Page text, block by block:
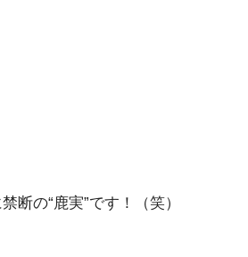
断の“鹿実”です！（笑）